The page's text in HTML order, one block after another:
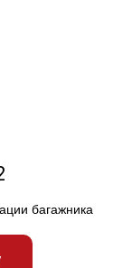
багажника